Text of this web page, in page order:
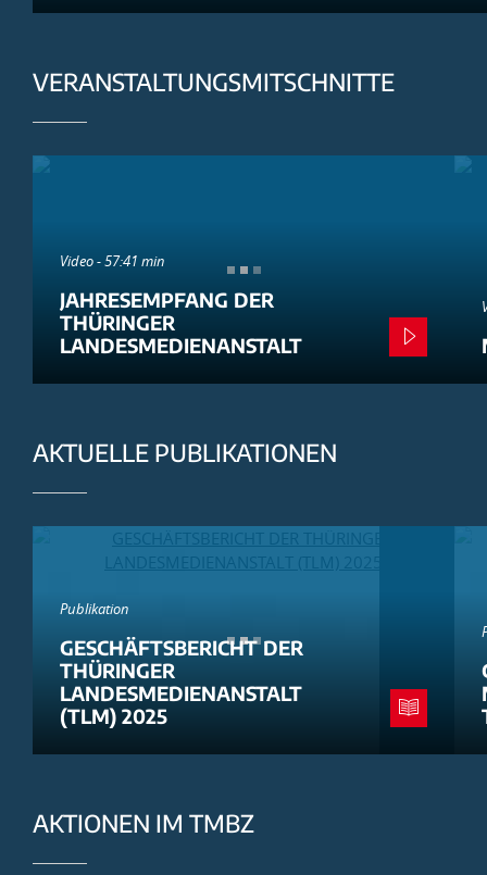
VERANSTALTUNGSMITSCHNITTE
Video - 57:41 min
JAHRESEMPFANG DER
THÜRINGER
LANDESMEDIENANSTALT
AKTUELLE PUBLIKATIONEN
Publikation
GESCHÄFTSBERICHT DER
THÜRINGER
LANDESMEDIENANSTALT
(TLM) 2025
AKTIONEN IM TMBZ